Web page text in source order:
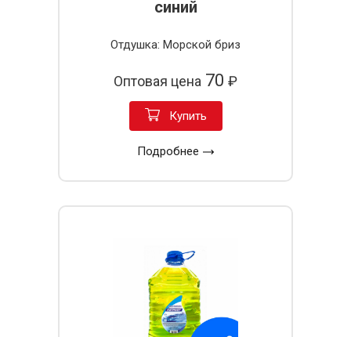
синий
Отдушка: Морской бриз
Оптовая цена 70 ₽
Купить
Подробнее